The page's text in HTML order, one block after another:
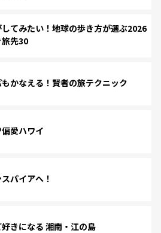
てみたい！地球の歩き方が選ぶ2026
先30
かなえる！賢者の旅テクニック
愛ハワイ
パイアへ！
きになる 湘南・江の島